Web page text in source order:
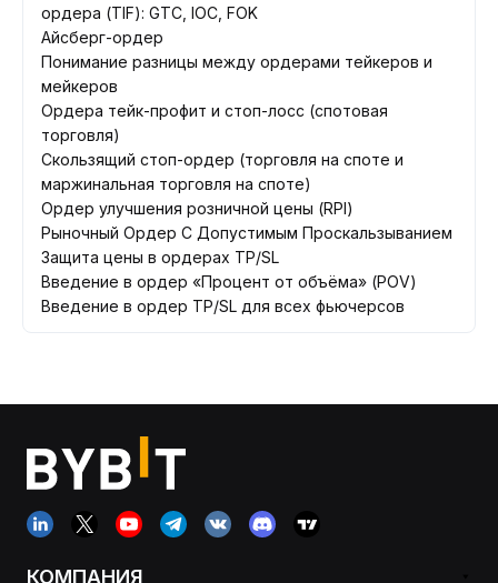
ордера (TIF): GTC, IOC, FOK
Айсберг-ордер
Понимание разницы между ордерами тейкеров и
мейкеров
Ордера тейк-профит и стоп-лосс (спотовая
торговля)
Скользящий стоп-ордер (торговля на споте и
маржинальная торговля на споте)
Ордер улучшения розничной цены (RPI)
Рыночный Ордер С Допустимым Проскальзыванием
Защита цены в ордерах TP/SL
Введение в ордер «Процент от объёма» (POV)
Введение в ордер TP/SL для всех фьючерсов
КОМПАНИЯ